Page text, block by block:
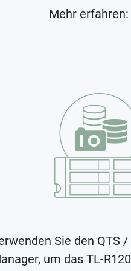
Mehr erfahren:
Sie den QTS
um das TL-